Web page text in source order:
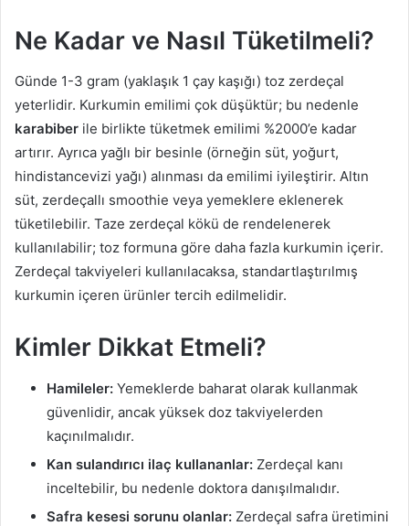
Ne Kadar ve Nasıl Tüketilmeli?
Günde 1-3 gram (yaklaşık 1 çay kaşığı) toz zerdeçal
yeterlidir. Kurkumin emilimi çok düşüktür; bu nedenle
karabiber ile birlikte tüketmek emilimi %2000’e kadar
artırır. Ayrıca yağlı bir besinle (örneğin süt, yoğurt,
hindistancevizi yağı) alınması da emilimi iyileştirir. Altın
süt, zerdeçallı smoothie veya yemeklere eklenerek
tüketilebilir. Taze zerdeçal kökü de rendelenerek
kullanılabilir; toz formuna göre daha fazla kurkumin içerir.
Zerdeçal takviyeleri kullanılacaksa, standartlaştırılmış
kurkumin içeren ürünler tercih edilmelidir.
Kimler Dikkat Etmeli?
Hamileler: Yemeklerde baharat olarak kullanmak
güvenlidir, ancak yüksek doz takviyelerden
kaçınılmalıdır.
Kan sulandırıcı ilaç kullananlar: Zerdeçal kanı
inceltebilir, bu nedenle doktora danışılmalıdır.
Safra kesesi sorunu olanlar: Zerdeçal safra üretimini